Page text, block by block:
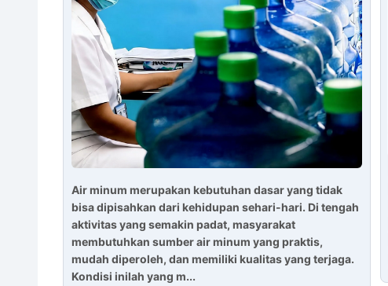
Air minum merupakan kebutuhan dasar yang tidak
bisa dipisahkan dari kehidupan sehari-hari. Di tengah
aktivitas yang semakin padat, masyarakat
membutuhkan sumber air minum yang praktis,
mudah diperoleh, dan memiliki kualitas yang terjaga.
Kondisi inilah yang m...